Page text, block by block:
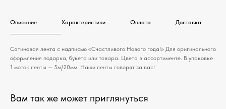
Описание Характеристики Оплата Доставка
Сатиновая лента с надписью «Счастливого Нового года!» Для оригинального
оформления подарка, букета или товара. Цвета в ассортименте. В упаковке
1 моток ленты — 5м/20мм. Наши ленты говорят за вас!
Вам так же может приглянуться